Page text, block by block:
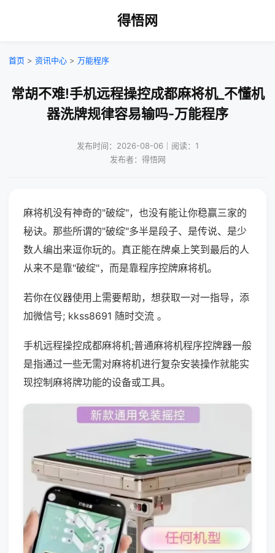
得悟网
首页 > 资讯中心 > 万能程序
常胡不难!手机远程操控成都麻将机_不懂机
器洗牌规律容易输吗-万能程序
发布时间：2026-08-06｜阅读：1
发布者：得悟网
麻将机没有神奇的"破绽"，也没有能让你稳赢三家的
秘诀。那些所谓的"破绽"多半是段子、是传说、是少
数人编出来逗你玩的。真正能在牌桌上笑到最后的人
从来不是靠"破绽"，而是靠程序控牌麻将机。
若你在仪器使用上需要帮助，想获取一对一指导，添
加微信号; kkss8691 随时交流 。
手机远程操控成都麻将机;普通麻将机程序控牌器一般
是指通过一些无需对麻将机进行复杂安装操作就能实
现控制麻将牌功能的设备或工具。